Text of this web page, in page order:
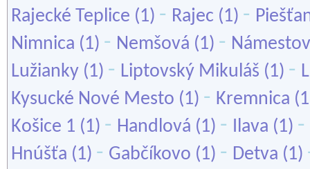
Rajecké Teplice (1) - Rajec (1) -
Nimnica (1) - Nemšová (1) -
Lužianky (1) - Liptovský Mikuláš (1) -
Kysucké Nové Mesto (1) - Kremnica
Košice 1 (1) - Handlová (1) - Ilava (1) -
Hnúšťa (1) - Gabčíkovo (1) - Detva (1)